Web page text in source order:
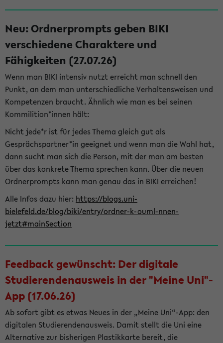
Neu: Ordnerprompts geben BIKI
verschiedene Charaktere und
Fähigkeiten (27.07.26)
Wenn man BIKI intensiv nutzt erreicht man schnell den
Punkt, an dem man unterschiedliche Verhaltensweisen und
Kompetenzen braucht. Ähnlich wie man es bei seinen
Kommilition*innen hält:
Nicht jede*r ist für jedes Thema gleich gut als
Gesprächspartner*in geeignet und wenn man die Wahl hat,
dann sucht man sich die Person, mit der man am besten
über das konkrete Thema sprechen kann. Über die neuen
Ordnerprompts kann man genau das in BIKI erreichen!
Alle Infos dazu hier: https://blogs.uni-
bielefeld.de/blog/biki/entry/ordner-k-ouml-nnen-
jetzt#mainSection
Feedback gewünscht: Der digitale
Studierendenausweis in der "Meine Uni"-
App (17.06.26)
Ab sofort gibt es etwas Neues in der „Meine Uni“-App: den
digitalen Studierendenausweis. Damit stellt die Uni eine
Alternative zur bisherigen Plastikkarte bereit, die